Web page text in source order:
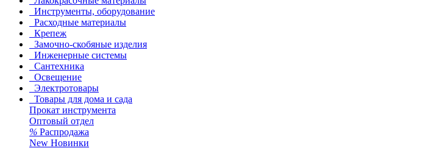
Инструменты, оборудование
Расходные материалы
Крепеж
Замочно-скобяные изделия
Инженерные системы
Сантехника
Освещение
Электротовары
Товары для дома и сада
Прокат инструмента
Оптовый отдел
% Распродажа
New Новинки